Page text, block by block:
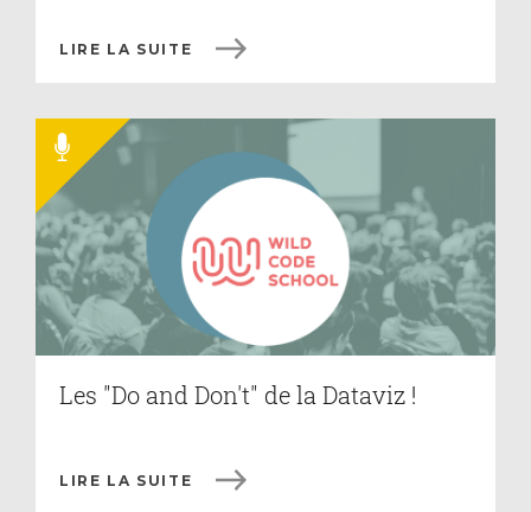
LIRE LA SUITE
Les "Do and Don't" de la Dataviz !
LIRE LA SUITE